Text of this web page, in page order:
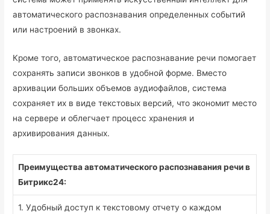
автоматического распознавания определенных событий
или настроений в звонках.
Кроме того, автоматическое распознавание речи помогает
сохранять записи звонков в удобной форме. Вместо
архивации больших объемов аудиофайлов, система
сохраняет их в виде текстовых версий, что экономит место
на сервере и облегчает процесс хранения и
архивирования данных.
Преимущества автоматического распознавания речи в
Битрикс24:
1. Удобный доступ к текстовому отчету о каждом